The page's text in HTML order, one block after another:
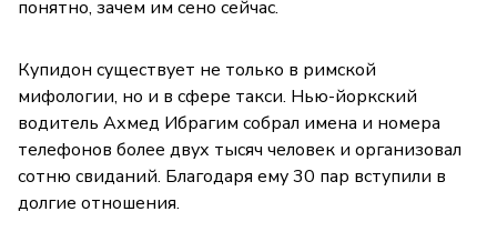
понятно, зачем им сено сейчас.
Купидон существует не только в римской
мифологии, но и в сфере такси. Нью-йоркский
водитель Ахмед Ибрагим собрал имена и номера
телефонов более двух тысяч человек и организовал
сотню свиданий. Благодаря ему 30 пар вступили в
долгие отношения.